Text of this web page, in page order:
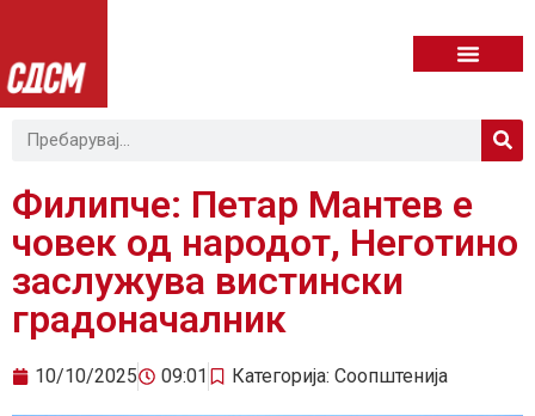
Филипче: Петар Мантев е
човек од народот, Неготино
заслужува вистински
градоначалник
10/10/2025 09:01 Категорија: Соопштенија